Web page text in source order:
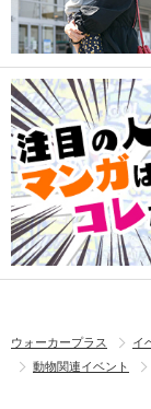
ウォーカープラス イ
動物関連イベント